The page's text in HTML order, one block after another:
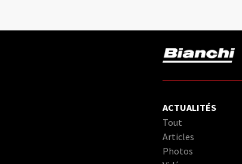
ACTUALITÉS
Tout
Articles
Photos